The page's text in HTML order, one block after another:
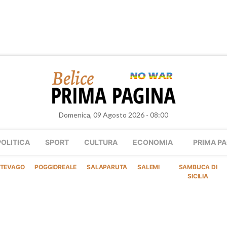
Domenica, 09 Agosto 2026 - 08:00
SPORT CULTURA ECONOMIA PRIMA
POGGIOREALE SALAPARUTA SALEMI
SAMBUCA DI
SICILIA